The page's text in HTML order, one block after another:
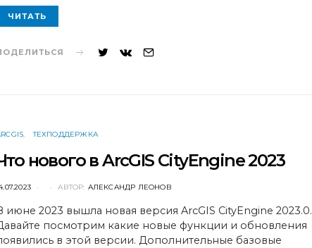
ЧИТАТЬ
ТЕХПОДДЕРЖКА
нового в ArcGIS CityEngine 2023
АВТОР: АЛЕКСАНДР ЛЕОНОВ
июне 2023 вышла новая версия ArcGIS CityEngine 2023.0.
посмотрим какие новые функции и обновления
в этой версии. Дополнительные базовые